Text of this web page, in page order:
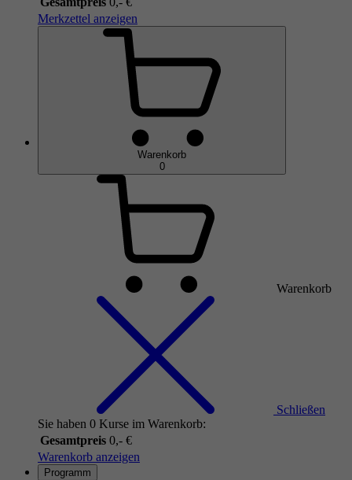
Merkzettel anzeigen
Warenkorb
0
Warenkorb
Schließen
Sie haben 0 Kurse im Warenkorb:
Gesamtpreis 0,- €
Warenkorb anzeigen
Programm